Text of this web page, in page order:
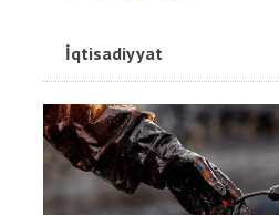
İqtisadiyyat